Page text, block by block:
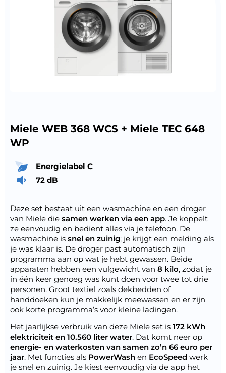
Miele WEB 368 WCS + Miele TEC 648
WP
Energielabel C
72 dB
Deze set bestaat uit een wasmachine en een droger
van Miele die samen werken via een app. Je koppelt
ze eenvoudig en bedient alles via je telefoon. De
wasmachine is snel en zuinig; je krijgt een melding als
je was klaar is. De droger past automatisch zijn
programma aan op wat je hebt gewassen. Beide
apparaten hebben een vulgewicht van 8 kilo, zodat je
in één keer genoeg was kunt doen voor twee tot drie
personen. Groot textiel zoals dekbedden of
handdoeken kun je makkelijk meewassen en er zijn
ook korte programma’s voor kleine ladingen.
Het jaarlijkse verbruik van deze Miele set is 172 kWh
elektriciteit en 10.560 liter water. Dat komt neer op
energie- en waterkosten van samen zo’n 66 euro per
jaar. Met functies als PowerWash en EcoSpeed werk
je snel en zuinig. Je kiest eenvoudig via de app het